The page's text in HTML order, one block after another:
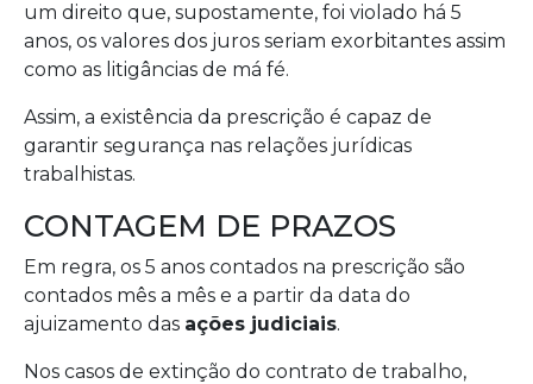
um direito que, supostamente, foi violado há 5
anos, os valores dos juros seriam exorbitantes assim
como as litigâncias de má fé.
Assim, a existência da prescrição é capaz de
garantir segurança nas relações jurídicas
trabalhistas.
CONTAGEM DE PRAZOS
Em regra, os 5 anos contados na prescrição são
contados mês a mês e a partir da data do
ajuizamento das ações judiciais.
Nos casos de extinção do contrato de trabalho,